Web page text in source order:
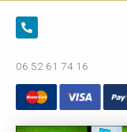
06 52 61 74 16